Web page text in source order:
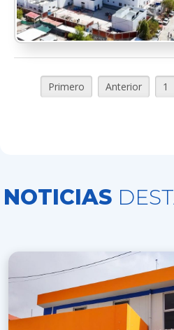
Primero Anterior 1
NOTICIAS